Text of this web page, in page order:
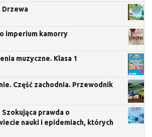
Drzewa
imperium kamorry
muzyczne. Klasa 1
Część zachodnia. Przewodnik
Szokująca prawda o
nauki i epidemiach, których